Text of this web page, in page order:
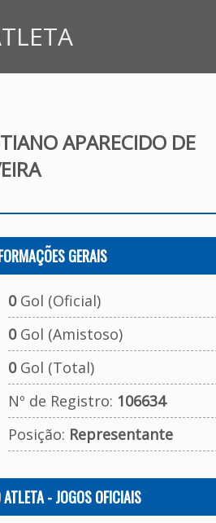
APARECIDO DE
GERAIS
0Gol (Oficial)
0Gol (Amistoso)
0Gol (Total)
Nº de Registro: 106634
Posição: Representante
ATLETA - JOGOS OFICIAIS